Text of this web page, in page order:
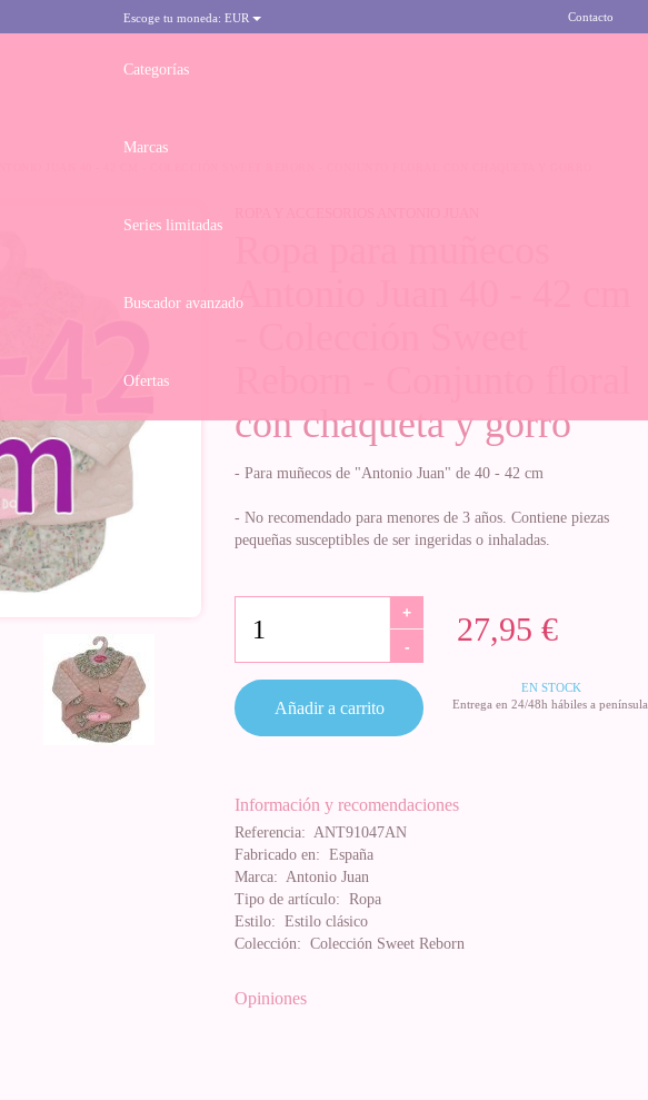
Escoge tu moneda: EUR Contacto
Categorías
Marcas
Series limitadas
Buscador avanzado
Ofertas
Antonio Juan 40 - 42 cm
con chaqueta y gorro
- Para muñecos de "Antonio Juan" de 40 - 42 cm
- No recomendado para menores de 3 años. Contiene piezas
pequeñas susceptibles de ser ingeridas o inhaladas.
27,95 €
+
-
EN STOCK
Entrega en 24/48h hábiles a península.
Añadir a carrito
Información y recomendaciones
Referencia: ANT91047AN
Fabricado en: España
Marca: Antonio Juan
Tipo de artículo: Ropa
Estilo: Estilo clásico
Colección: Colección Sweet Reborn
Opiniones